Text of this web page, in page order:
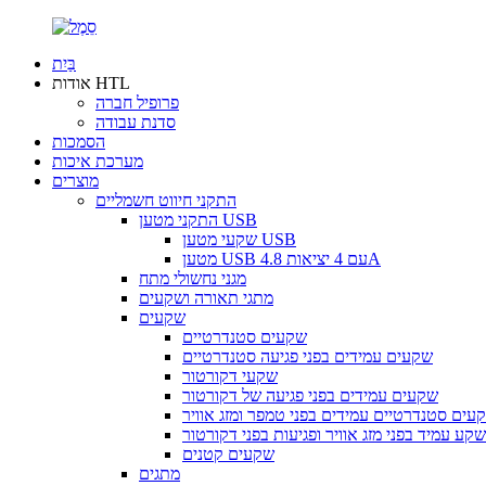
בַּיִת
אודות HTL
פרופיל חברה
סדנת עבודה
הסמכות
מערכת איכות
מוצרים
התקני חיווט חשמליים
התקני מטען USB
שקעי מטען USB
מטען USB עם 4 יציאות 4.8A
מגני נחשולי מתח
מתגי תאורה ושקעים
שקעים
שקעים סטנדרטיים
שקעים עמידים בפני פגיעה סטנדרטיים
שקעי דקורטור
שקעים עמידים בפני פגיעה של דקורטור
סטנדרטיים עמידים בפני טמפר ומזג אוויר
שקע עמיד בפני מזג אוויר ופגיעות בפני דקורטור
שקעים קטנים
מתגים